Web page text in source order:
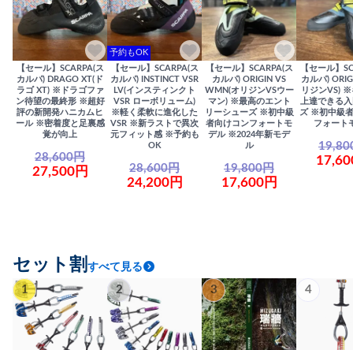
【セール】SCARPA(ス
カルパ) DRAGO XT(ド
ラゴ XT) ※ドラゴファ
ン待望の最終形 ※超好
評の新開発ハニカムヒ
ール ※密着度と足裏感
覚が向上
28,600円
27,500円
予約もOK
【セール】SCARPA(ス
カルパ) INSTINCT VSR
LV(インスティンクト
VSR ローボリューム)
※軽く柔軟に進化した
VSR ※新ラストで異次
元フィット感 ※予約も
OK
28,600円
24,200円
【セール】SCARPA(ス
カルパ) ORIGIN VS
WMN(オリジンVSウー
マン) ※最高のエント
リーシューズ ※初中級
者向けコンフォートモ
デル ※2024年新モデ
ル
19,800円
17,600円
【セール】
カルパ)
リジンVS) ※
上達できる
ズ ※初中級
フォート
セット割 すべて見る
1 2 3 4